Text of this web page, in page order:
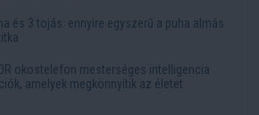
és 3 tojás: ennyire egyszerű a puha almás
okostelefon mesterséges intelligencia
amelyek megkönnyítik az életet